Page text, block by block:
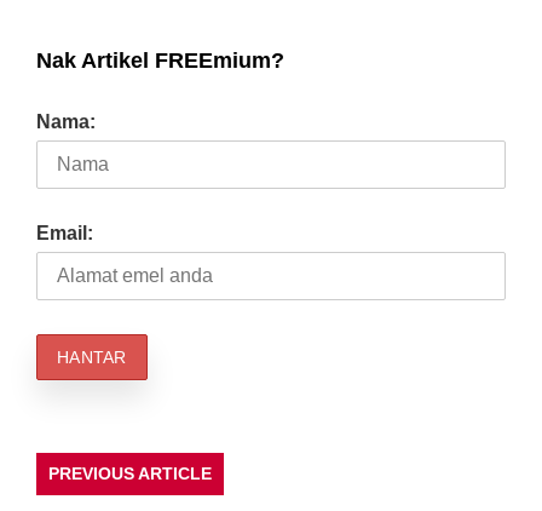
Nak Artikel FREEmium?
Nama:
Email:
PREVIOUS ARTICLE